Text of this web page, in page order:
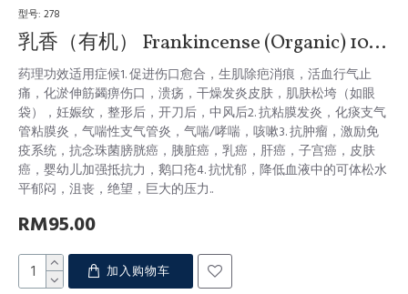
型号: 278
乳香（有机） Frankincense (Organic) 10ml
药理功效适用症候1. 促进伤口愈合，生肌除疤消痕，活血行气止
痛，化淤伸筋蠲痹伤口，溃疡，干燥发炎皮肤，肌肤松垮（如眼
袋），妊娠纹，整形后，开刀后，中风后2. 抗粘膜发炎，化痰支气
管粘膜炎，气喘性支气管炎，气喘/哮喘，咳嗽3. 抗肿瘤，激励免
疫系统，抗念珠菌膀胱癌，胰脏癌，乳癌，肝癌，子宫癌，皮肤
癌，婴幼儿加强抵抗力，鹅口疮4. 抗忧郁，降低血液中的可体松水
平郁闷，沮丧，绝望，巨大的压力..
RM95.00
加入购物车